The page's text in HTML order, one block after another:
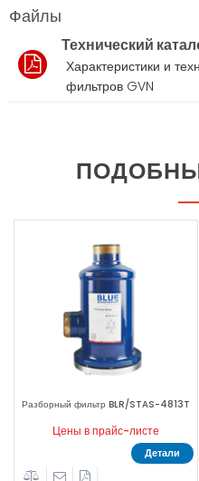
Файлы
Технический
Характеристики и
фильтров GVN
4813T Разборный фильтр BLR/
Цены в прайс-